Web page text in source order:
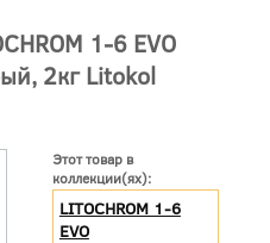
1-6 EVO
2кг Litokol
Этот товар в
коллекции(ях):
LITOCHROM 1-6
EVO